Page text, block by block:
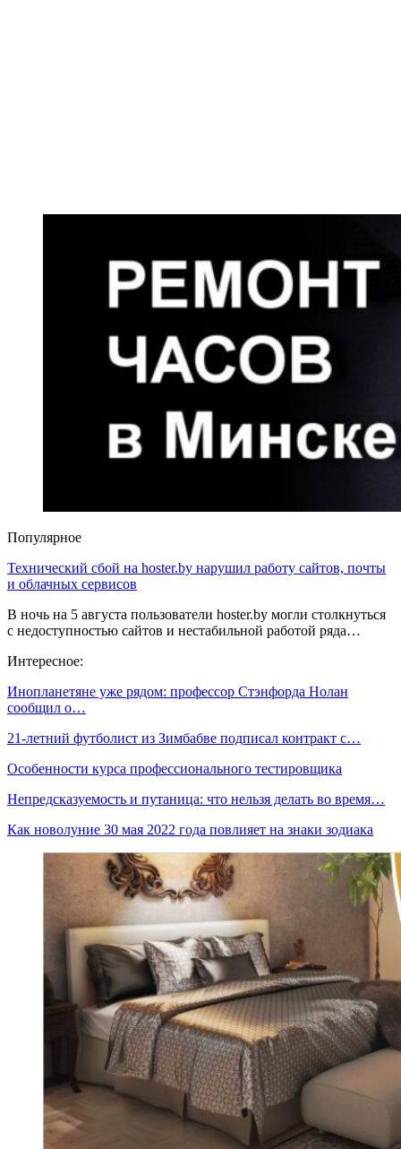
Популярное
Технический сбой на hoster.by нарушил работу сайтов, почты
и облачных сервисов
В ночь на 5 августа пользователи hoster.by могли столкнуться
с недоступностью сайтов и нестабильной работой ряда…
Интересное:
Инопланетяне уже рядом: профессор Стэнфорда Нолан
сообщил о…
21-летний футболист из Зимбабве подписал контракт с…
Особенности курса профессионального тестировщика
Непредсказуемость и путаница: что нельзя делать во время…
Как новолуние 30 мая 2022 года повлияет на знаки зодиака